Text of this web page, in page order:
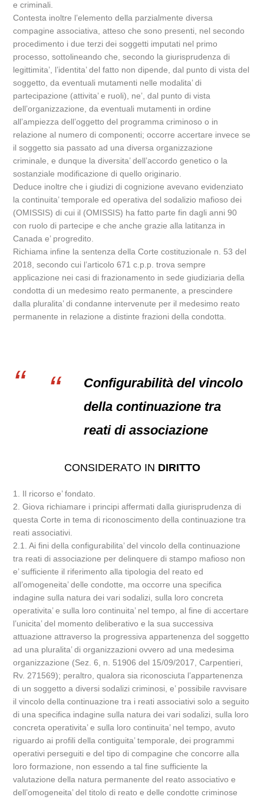
e criminali.
Contesta inoltre l’elemento della parzialmente diversa
compagine associativa, atteso che sono presenti, nel secondo
procedimento i due terzi dei soggetti imputati nel primo
processo, sottolineando che, secondo la giurisprudenza di
legittimita’, l’identita’ del fatto non dipende, dal punto di vista del
soggetto, da eventuali mutamenti nelle modalita’ di
partecipazione (attivita’ e ruoli), ne’, dal punto di vista
dell’organizzazione, da eventuali mutamenti in ordine
all’ampiezza dell’oggetto del programma criminoso o in
relazione al numero di componenti; occorre accertare invece se
il soggetto sia passato ad una diversa organizzazione
criminale, e dunque la diversita’ dell’accordo genetico o la
sostanziale modificazione di quello originario.
Deduce inoltre che i giudizi di cognizione avevano evidenziato
la continuita’ temporale ed operativa del sodalizio mafioso dei
(OMISSIS) di cui il (OMISSIS) ha fatto parte fin dagli anni 90
con ruolo di partecipe e che anche grazie alla latitanza in
Canada e’ progredito.
Richiama infine la sentenza della Corte costituzionale n. 53 del
2018, secondo cui l’articolo 671 c.p.p. trova sempre
applicazione nei casi di frazionamento in sede giudiziaria della
condotta di un medesimo reato permanente, a prescindere
dalla pluralita’ di condanne intervenute per il medesimo reato
permanente in relazione a distinte frazioni della condotta.
Configurabilità del vincolo
della continuazione tra
reati di associazione
CONSIDERATO IN DIRITTO
1. Il ricorso e’ fondato.
2. Giova richiamare i principi affermati dalla giurisprudenza di
questa Corte in tema di riconoscimento della continuazione tra
reati associativi.
2.1. Ai fini della configurabilita’ del vincolo della continuazione
tra reati di associazione per delinquere di stampo mafioso non
e’ sufficiente il riferimento alla tipologia del reato ed
all’omogeneita’ delle condotte, ma occorre una specifica
indagine sulla natura dei vari sodalizi, sulla loro concreta
operativita’ e sulla loro continuita’ nel tempo, al fine di accertare
l’unicita’ del momento deliberativo e la sua successiva
attuazione attraverso la progressiva appartenenza del soggetto
ad una pluralita’ di organizzazioni ovvero ad una medesima
organizzazione (Sez. 6, n. 51906 del 15/09/2017, Carpentieri,
Rv. 271569); peraltro, qualora sia riconosciuta l’appartenenza
di un soggetto a diversi sodalizi criminosi, e’ possibile ravvisare
il vincolo della continuazione tra i reati associativi solo a seguito
di una specifica indagine sulla natura dei vari sodalizi, sulla loro
concreta operativita’ e sulla loro continuita’ nel tempo, avuto
riguardo ai profili della contiguita’ temporale, dei programmi
operativi perseguiti e del tipo di compagine che concorre alla
loro formazione, non essendo a tal fine sufficiente la
valutazione della natura permanente del reato associativo e
dell’omogeneita’ del titolo di reato e delle condotte criminose